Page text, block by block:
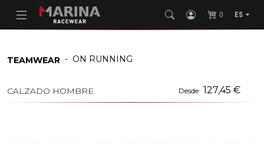
0 ES
TEAMWEAR - ON RUNNING
CALZADO HOMBRE Desde 127,45 €